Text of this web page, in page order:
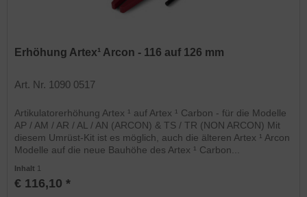
Erhöhung Artex¹ Arcon - 116 auf 126 mm
Art. Nr. 1090 0517
Artikulatorerhöhung Artex ¹ auf Artex ¹ Carbon - für die Modelle
AP / AM / AR / AL / AN (ARCON) & TS / TR (NON ARCON) Mit
diesem Umrüst-Kit ist es möglich, auch die älteren Artex ¹ Arcon
Modelle auf die neue Bauhöhe des Artex ¹ Carbon...
Inhalt 1
€ 116,10 *